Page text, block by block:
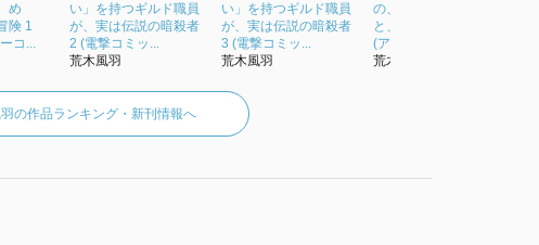
め
険 1
コ...
い」を持つギルド職員
が、実は伝説の暗殺者
2 (電撃コミッ...
荒木風羽
い」を持つギルド職員
が、実は伝説の暗殺者
3 (電撃コミッ...
荒木風羽
の、賢者のすゝめ
と、ポチの大冒険 2
(アース・スターコ...
荒木風羽
の作品ランキング・新刊情報へ